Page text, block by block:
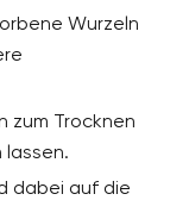
Wurzeln
zum Trocknen
lassen.
dabei auf die